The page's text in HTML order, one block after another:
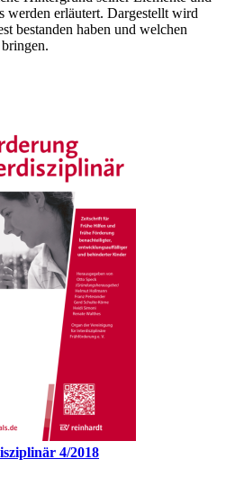
werden erläutert. Dargestellt wird
bestanden haben und welchen
4/2018